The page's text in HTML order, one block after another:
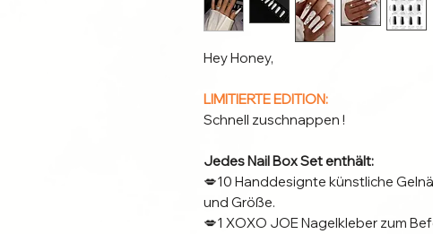
Hey Honey,
LIMITIERTE EDITION:
Schnell zuschnappen !
Jedes Nail Box Set enthält:
💋10 Handdesignte künstliche
und Größe.
💋1 XOXO JOE Nagelkleber zum